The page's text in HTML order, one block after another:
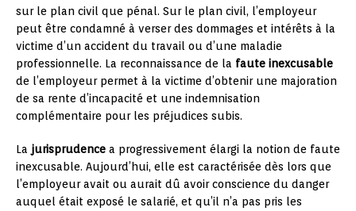
sur le plan civil que pénal. Sur le plan civil, l’employeur
peut être condamné à verser des dommages et intérêts à la
victime d’un accident du travail ou d’une maladie
professionnelle. La reconnaissance de la faute inexcusable
de l’employeur permet à la victime d’obtenir une majoration
de sa rente d’incapacité et une indemnisation
complémentaire pour les préjudices subis.
La jurisprudence a progressivement élargi la notion de faute
inexcusable. Aujourd’hui, elle est caractérisée dès lors que
l’employeur avait ou aurait dû avoir conscience du danger
auquel était exposé le salarié, et qu’il n’a pas pris les